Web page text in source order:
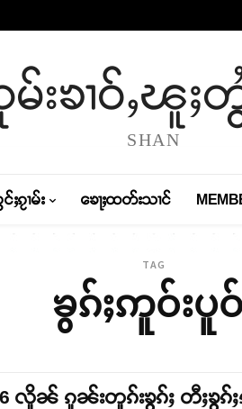
းၶၢဝ်ႇၽူႈတွႆ
SHAN
ႈၵႂၢမ်း ၶေႃႈထတ်းသၢင်
TAG
ၶွၵ်ႈဢူဝ်းပူ
6 လိူၼ် ၵူၼ်းတူၵ်းၶွၵ်ႈ တီႈၶွၵ်